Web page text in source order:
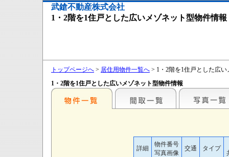
武鎗不動産株式会社
1・2階を1住戸とした広いメゾネット型物件情報
トップページへ > 居住用物件一覧へ > 1・2階を1住戸とした広
1・2階を1住戸とした広いメゾネット型物件情報
詳細
物件番号
写真画像
交通 タイプ